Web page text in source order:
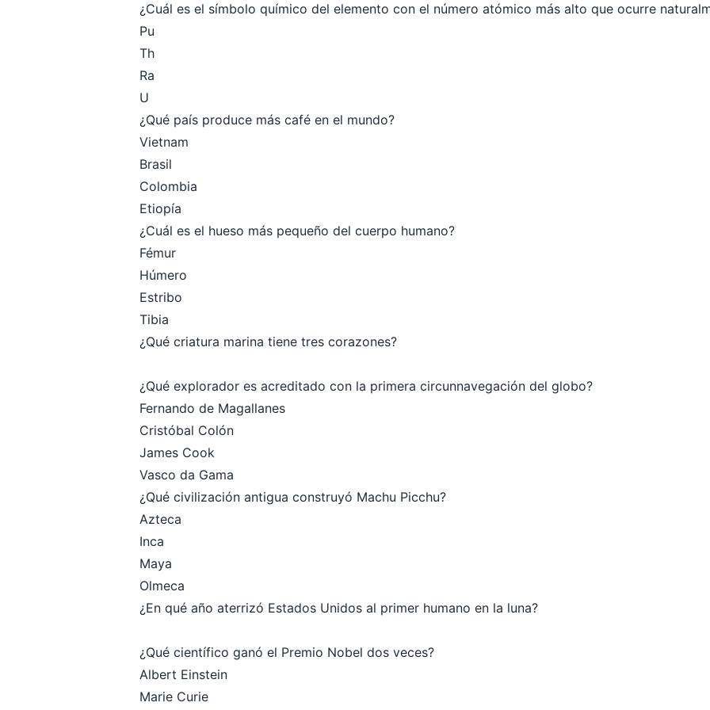
¿Cuál es el símbolo químico del elemento con el número atómico más alto que ocurre
Pu
Th
Ra
U
¿Qué país produce más café en el mundo?
Vietnam
Brasil
Colombia
Etiopía
¿Cuál es el hueso más pequeño del cuerpo humano?
Fémur
Húmero
Estribo
Tibia
¿Qué criatura marina tiene tres corazones?
¿Qué explorador es acreditado con la primera circunnavegación del globo?
Fernando de Magallanes
Cristóbal Colón
James Cook
Vasco da Gama
¿Qué civilización antigua construyó Machu Picchu?
Azteca
Inca
Maya
Olmeca
¿En qué año aterrizó Estados Unidos al primer humano en la luna?
¿Qué científico ganó el Premio Nobel dos veces?
Albert Einstein
Marie Curie